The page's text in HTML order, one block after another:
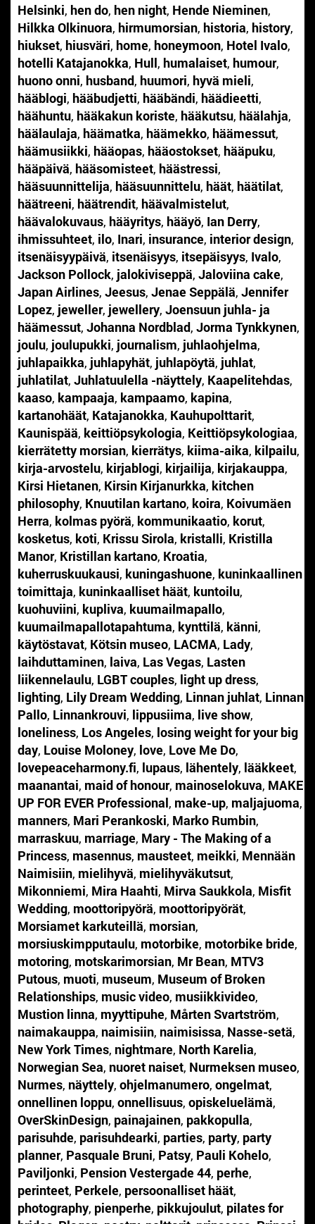
Helsinki, hen do, hen night, Hende Nieminen,
Hilkka Olkinuora, hirmumorsian, historia, history,
hiukset, hiusväri, home, honeymoon, Hotel Ivalo,
hotelli Katajanokka, Hull, humalaiset, humour,
huono onni, husband, huumori, hyvä mieli,
hääblogi, hääbudjetti, hääbändi, häädieetti,
häähuntu, hääkakun koriste, hääkutsu, häälahja,
häälaulaja, häämatka, häämekko, häämessut,
häämusiikki, hääopas, hääostokset, hääpuku,
hääpäivä, hääsomisteet, häästressi,
hääsuunnittelija, hääsuunnittelu, häät, häätilat,
häätreeni, häätrendit, häävalmistelut,
häävalokuvaus, hääyritys, hääyö, Ian Derry,
ihmissuhteet, ilo, Inari, insurance, interior design,
itsenäisyypäivä, itsenäisyys, itsepäisyys, Ivalo,
Jackson Pollock, jalokiviseppä, Jaloviina cake,
Japan Airlines, Jeesus, Jenae Seppälä, Jennifer
Lopez, jeweller, jewellery, Joensuun juhla- ja
häämessut, Johanna Nordblad, Jorma Tynkkynen,
joulu, joulupukki, journalism, juhlaohjelma,
juhlapaikka, juhlapyhät, juhlapöytä, juhlat,
juhlatilat, Juhlatuulella -näyttely, Kaapelitehdas,
kaaso, kampaaja, kampaamo, kapina,
kartanohäät, Katajanokka, Kauhupolttarit,
Kaunispää, keittiöpsykologia, Keittiöpsykologiaa,
kierrätetty morsian, kierrätys, kiima-aika, kilpailu,
kirja-arvostelu, kirjablogi, kirjailija, kirjakauppa,
Kirsi Hietanen, Kirsin Kirjanurkka, kitchen
philosophy, Knuutilan kartano, koira, Koivumäen
Herra, kolmas pyörä, kommunikaatio, korut,
kosketus, koti, Krissu Sirola, kristalli, Kristilla
Manor, Kristillan kartano, Kroatia,
kuherruskuukausi, kuningashuone, kuninkaallinen
toimittaja, kuninkaalliset häät, kuntoilu,
kuohuviini, kupliva, kuumailmapallo,
kuumailmapallotapahtuma, kynttilä, känni,
käytöstavat, Kötsin museo, LACMA, Lady,
laihduttaminen, laiva, Las Vegas, Lasten
liikennelaulu, LGBT couples, light up dress,
lighting, Lily Dream Wedding, Linnan juhlat, Linnan
Pallo, Linnankrouvi, lippusiima, live show,
loneliness, Los Angeles, losing weight for your big
day, Louise Moloney, love, Love Me Do,
lovepeaceharmony.fi, lupaus, lähentely, lääkkeet,
maanantai, maid of honour, mainoselokuva, MAKE
UP FOR EVER Professional, make-up, maljajuoma,
manners, Mari Perankoski, Marko Rumbin,
marraskuu, marriage, Mary - The Making of a
Princess, masennus, mausteet, meikki, Mennään
Naimisiin, mielihyvä, mielihyväkutsut,
Mikonniemi, Mira Haahti, Mirva Saukkola, Misfit
Wedding, moottoripyörä, moottoripyörät,
Morsiamet karkuteillä, morsian,
morsiuskimpputaulu, motorbike, motorbike bride,
motoring, motskarimorsian, Mr Bean, MTV3
Putous, muoti, museum, Museum of Broken
Relationships, music video, musiikkivideo,
Mustion linna, myyttipuhe, Mårten Svartström,
naimakauppa, naimisiin, naimisissa, Nasse-setä,
New York Times, nightmare, North Karelia,
Norwegian Sea, nuoret naiset, Nurmeksen museo,
Nurmes, näyttely, ohjelmanumero, ongelmat,
onnellinen loppu, onnellisuus, opiskeluelämä,
OverSkinDesign, painajainen, pakkopulla,
parisuhde, parisuhdearki, parties, party, party
planner, Pasquale Bruni, Patsy, Pauli Kohelo,
Paviljonki, Pension Vestergade 44, perhe,
perinteet, Perkele, persoonalliset häät,
photography, pienperhe, pikkujoulut, pilates for